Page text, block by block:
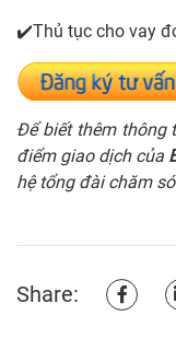
✔️Thủ tục cho vay
Để biết thêm thông
điểm giao dịch của
hệ tổng đài chăm
Share: